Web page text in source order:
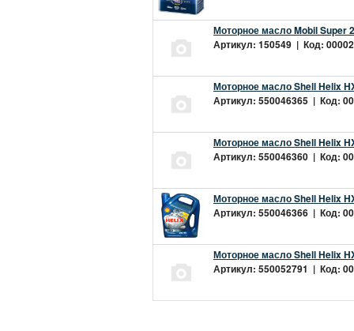
Моторное масло Mobil Super
Артикул: 150549 | Код:
Моторное масло Shell Helix
Артикул: 550046365 | Код:
Моторное масло Shell Helix
Артикул: 550046360 | Код:
Моторное масло Shell Helix
Артикул: 550046366 | Код:
Моторное масло Shell Helix
Артикул: 550052791 | Код: